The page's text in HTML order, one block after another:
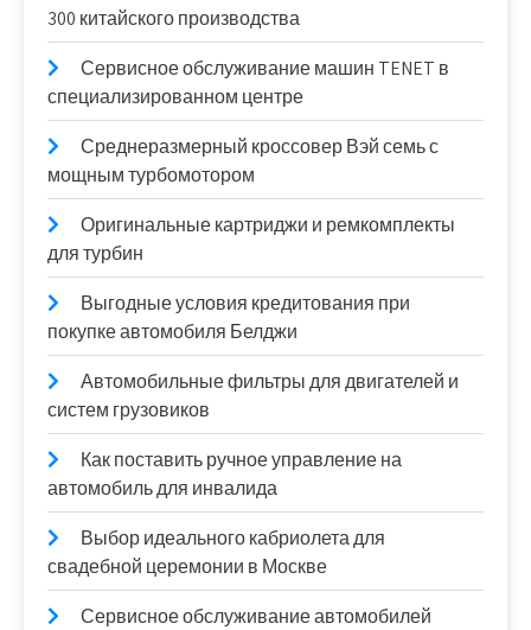
300 китайского производства
Сервисное обслуживание машин TENET в
специализированном центре
Среднеразмерный кроссовер Вэй семь с
мощным турбомотором
Оригинальные картриджи и ремкомплекты
для турбин
Выгодные условия кредитования при
покупке автомобиля Белджи
Автомобильные фильтры для двигателей и
систем грузовиков
Как поставить ручное управление на
автомобиль для инвалида
Выбор идеального кабриолета для
свадебной церемонии в Москве
Сервисное обслуживание автомобилей